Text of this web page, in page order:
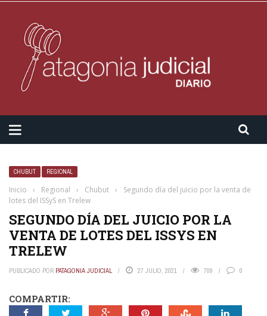
CHUBUT REGIONAL
Inicio › Regional › Chubut ›
Segundo día del juicio por la venta de
lotes del ISSyS en Trelew
SEGUNDO DÍA DEL JUICIO POR LA
VENTA DE LOTES DEL ISSYS EN
TRELEW
PUBLICADO POR PATAGONIA JUDICIAL 27 JULIO, 2021 709 0
COMPARTIR: